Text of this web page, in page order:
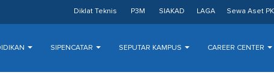
Diklat Teknis P3M SIAKAD LAGA Sewa Aset
SIPENCATAR SEPUTAR KAMPUS CAREER CENTER